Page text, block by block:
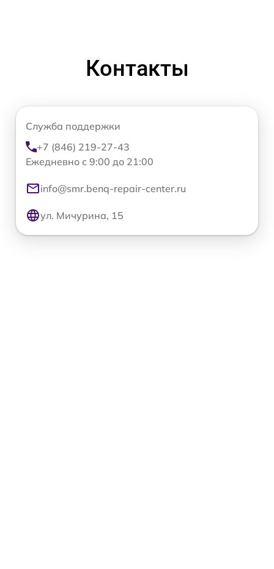
Контакты
Служба поддержки
+7 (846) 219-27-43
Ежедневно с 9:00 до 21:00
info@smr.benq-repair-center.ru
ул. Мичурина, 15